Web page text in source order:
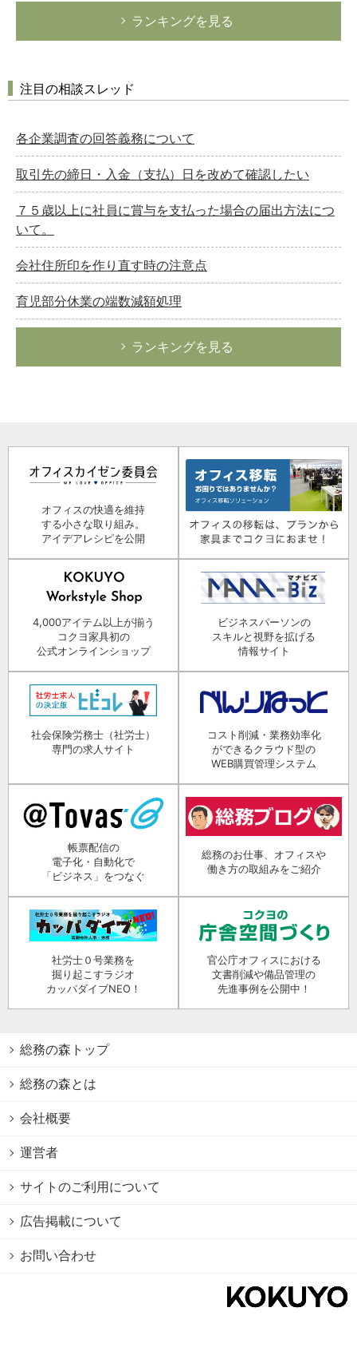
ランキングを見る
注目の相談スレッド
各企業調査の回答義務について
取引先の締日・入金（支払）日を改めて確認したい
７５歳以上に社員に賞与を支払った場合の届出方法につ
いて。
会社住所印を作り直す時の注意点
育児部分休業の端数減額処理
ランキングを見る
オフィスの快適を維持
する小さな取り組み。
アイデアレシピを公開
4,000アイテム以上が揃う
コクヨ家具初の
公式オンラインショップ
ビジネスパーソンの
スキルと視野を拡げる
情報サイト
社会保険労務士（社労士）
専門の求人サイト
コスト削減・業務効率化
ができるクラウド型の
WEB購買管理システム
帳票配信の
電子化・自動化で
「ビジネス」をつなぐ
総務のお仕事、オフィスや
働き方の取組みをご紹介
社労士０号業務を
掘り起こすラジオ
カッパダイブNEO！
官公庁オフィスにおける
文書削減や備品管理の
先進事例を公開中！
総務の森トップ
総務の森とは
会社概要
運営者
サイトのご利用について
広告掲載について
お問い合わせ